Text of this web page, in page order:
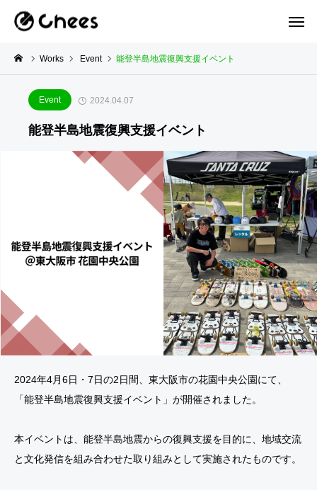
Works Event 能登半島地震復興支援イベント
Event 2024.04.07
能登半島地震復興支援イベント
2024年4月6日・7日の2日間、 東大阪市の花園中央公園にて、
「能登半島地震復興支援イベント」が開催されました。
本イベントは、能登半島地震からの復興支援を目的に、地域交流
と文化発信を組み合わせた取り組みとして実施されたものです。